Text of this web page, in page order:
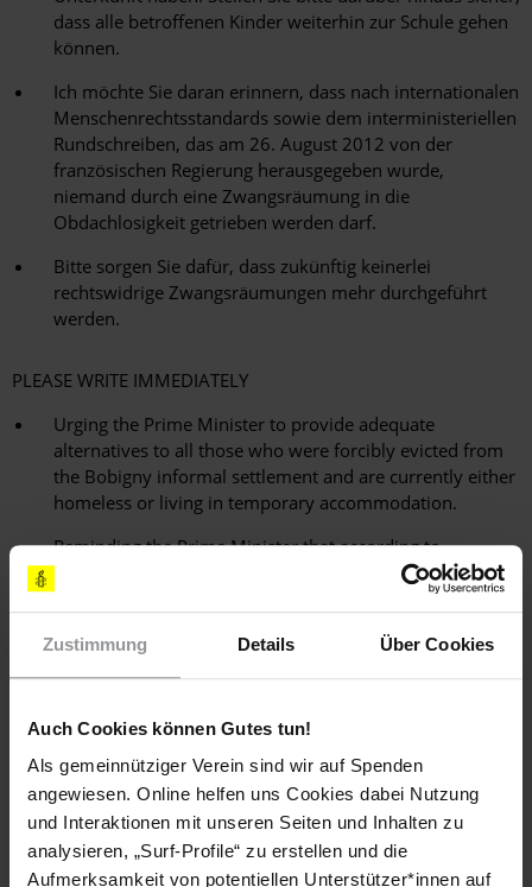
Zustimmung Details Über Cookies
Auch Cookies können Gutes tun!
Als gemeinnütziger Verein sind wir auf Spenden
angewiesen. Online helfen uns Cookies dabei Nutzung
und Interaktionen mit unseren Seiten und Inhalten zu
analysieren, „Surf-Profile“ zu erstellen und die
Aufmerksamkeit von potentiellen Unterstützer*innen auf
dass alle betroffenen Kinder weiterhin zur Schule gehen
können.
Ich möchte Sie daran erinnern, dass nach internationalen
Menschenrechtsstandards sowie dem interministeriellen
Rundschreiben, das am 26. August 2012 von der
französischen Regierung herausgegeben wurde,
niemand durch eine Zwangsräumung in die
Obdachlosigkeit getrieben werden darf.
Bitte sorgen Sie dafür, dass zukünftig keinerlei
rechtswidrige Zwangsräumungen mehr durchgeführt
werden.
PLEASE WRITE IMMEDIATELY
Urging the Prime Minister to provide adequate
alternatives to all those who were forcibly evicted from
the Bobigny informal settlement and are currently either
homeless or living in temporary accommodation.
Reminding the Prime Minister that according to
international human rights standards, as well as the
Inter-ministerial Circular adopted by the French
homeless after eviction.
measure to prevent any future forced evict
Sachlage
Am 21. Oktober wurde in der Nähe von Bobigny eine